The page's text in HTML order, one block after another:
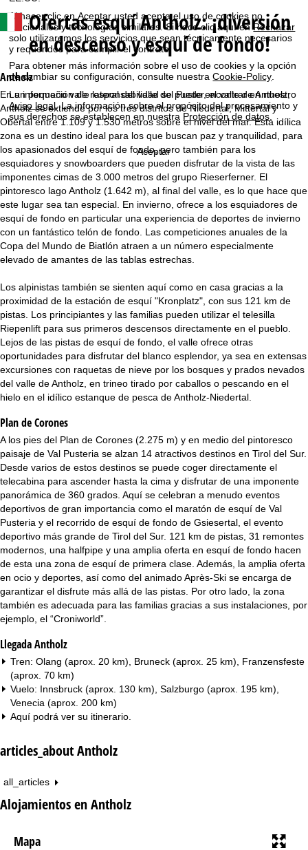
Al hacer clic enAceptar usted acepta el uso de cookies no
funcionales y tecnologías similares. Si hace clic aquí en Rechazar
solo utilizaremos los servicios que sean técnicamente necesarios
y requeridos para cumplir el contrato.
Para obtener más información sobre el uso de cookies y la opción
de cambiar su configuración, consulte nuestraCookie-Policy
La información de responsabilidad se puede encontrar en nuestro
Aviso legal. La información sobre el propósito del procesamiento y
sus derechos se establecen en nuestra Protección de datos .
Aceptar
á
g
i
n
p
r
i
n
i
p
a
l
Ofertas esquíAntholz: ¡diversión
en descenso y esquí de fondo!
Antholz
En un pequeño valle lateral del valle del Puster, el valle de Antholz,
Antholz se extiende por los tres distritos de Niedertal, Mittertal y
Obertal entre 1.109 y 1.530 metros sobre el nivel del mar. Esta idílica
zona es un destino ideal para los que buscan paz y tranquilidad, para
los apasionados del esquí de fondo, pero también para los
esquiadores y snowboarders que pueden disfrutar de la vista de las
imponentes cimas de 3.000 metros del grupo Rieserferner. El
pintoresco lago Antholz (1.642 m), al final del valle, es lo que hace que
este lugar sea tan especial. En invierno, ofrece a los esquiadores de
esquí de fondo en particular una experiencia de deportes de invierno
con un fantástico telón de fondo. Las competiciones anuales de la
Copa del Mundo de Biatlón atraen a un número especialmente
elevado de amantes de las tablas estrechas.
Los alpinistas también se sienten aquí como en casa gracias a la
proximidad de la estación de esquí "Kronplatz", con sus 121 km de
pistas. Los principiantes y las familias pueden utilizar el telesilla
Riepenlift para sus primeros descensos directamente en el pueblo.
Lejos de las pistas de esquí de fondo, el valle ofrece otras
oportunidades para disfrutar del blanco esplendor, ya sea en extensas
excursiones con raquetas de nieve por los bosques y prados nevados
del valle de Antholz, en trineo tirado por caballos o pescando en el
hielo en el idílico estanque de pesca de Antholz-Niedertal.
Plan de Corones
A los pies del Plan de Corones (2.275 m) y en medio del pintoresco
paisaje de Val Pusteria se alzan 14 atractivos destinos en Tirol del Sur.
Desde varios de estos destinos se puede coger directamente el
telecabina para ascender hasta la cima y disfrutar de una imponente
panorámica de 360 grados. Aquí se celebran a menudo eventos
deportivos de gran importancia como el maratón de esquí de Val
Pusteria y el recorrido de esquí de fondo de Gsiesertal, el evento
deportivo más grande de Tirol del Sur. 121 km de pistas, 31 remontes
modernos, una halfpipe y una amplia oferta en esquí de fondo hacen
de esta una zona de esquí de primera clase. Además, la amplia oferta
en ocio y deportes, así como del animado Après-Ski se encarga de
garantizar el disfrute más allá de las pistas. Por otro lado, la zona
también es adecuada para las familias gracias a sus instalaciones, por
ejemplo, el “Croniworld”.
Llegada Antholz
Tren: Olang (aprox. 20 km), Bruneck (aprox. 25 km), Franzensfeste
(aprox. 70 km)
Vuelo: Innsbruck (aprox. 130 km), Salzburgo (aprox. 195 km),
Venecia (aprox. 200 km)
Aquí podrá ver su itinerario
articles_about Antholz
all_articles
Alojamientos en Antholz
Mapa